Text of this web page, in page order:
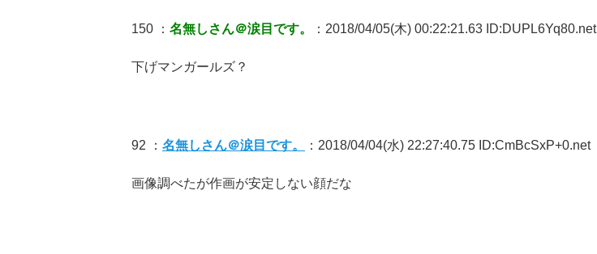
150 ： 名無しさん＠涙目です。 ：2018/04/05(木) 00:22:21.63 ID:DUPL6Yq80.net
下げマンガールズ？
92 ： 名無しさん＠涙目です。 ：2018/04/04(水) 22:27:40.75 ID:CmBcSxP+0.net
画像調べたが作画が安定しない顔だな